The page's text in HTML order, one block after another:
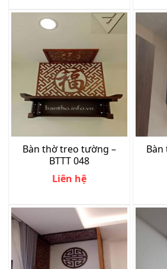
Bàn thờ treo tường –
BTTT 048
Liên hệ